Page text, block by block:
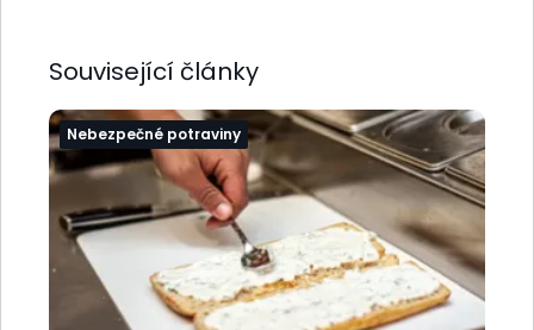
Související články
Nebezpečné potraviny